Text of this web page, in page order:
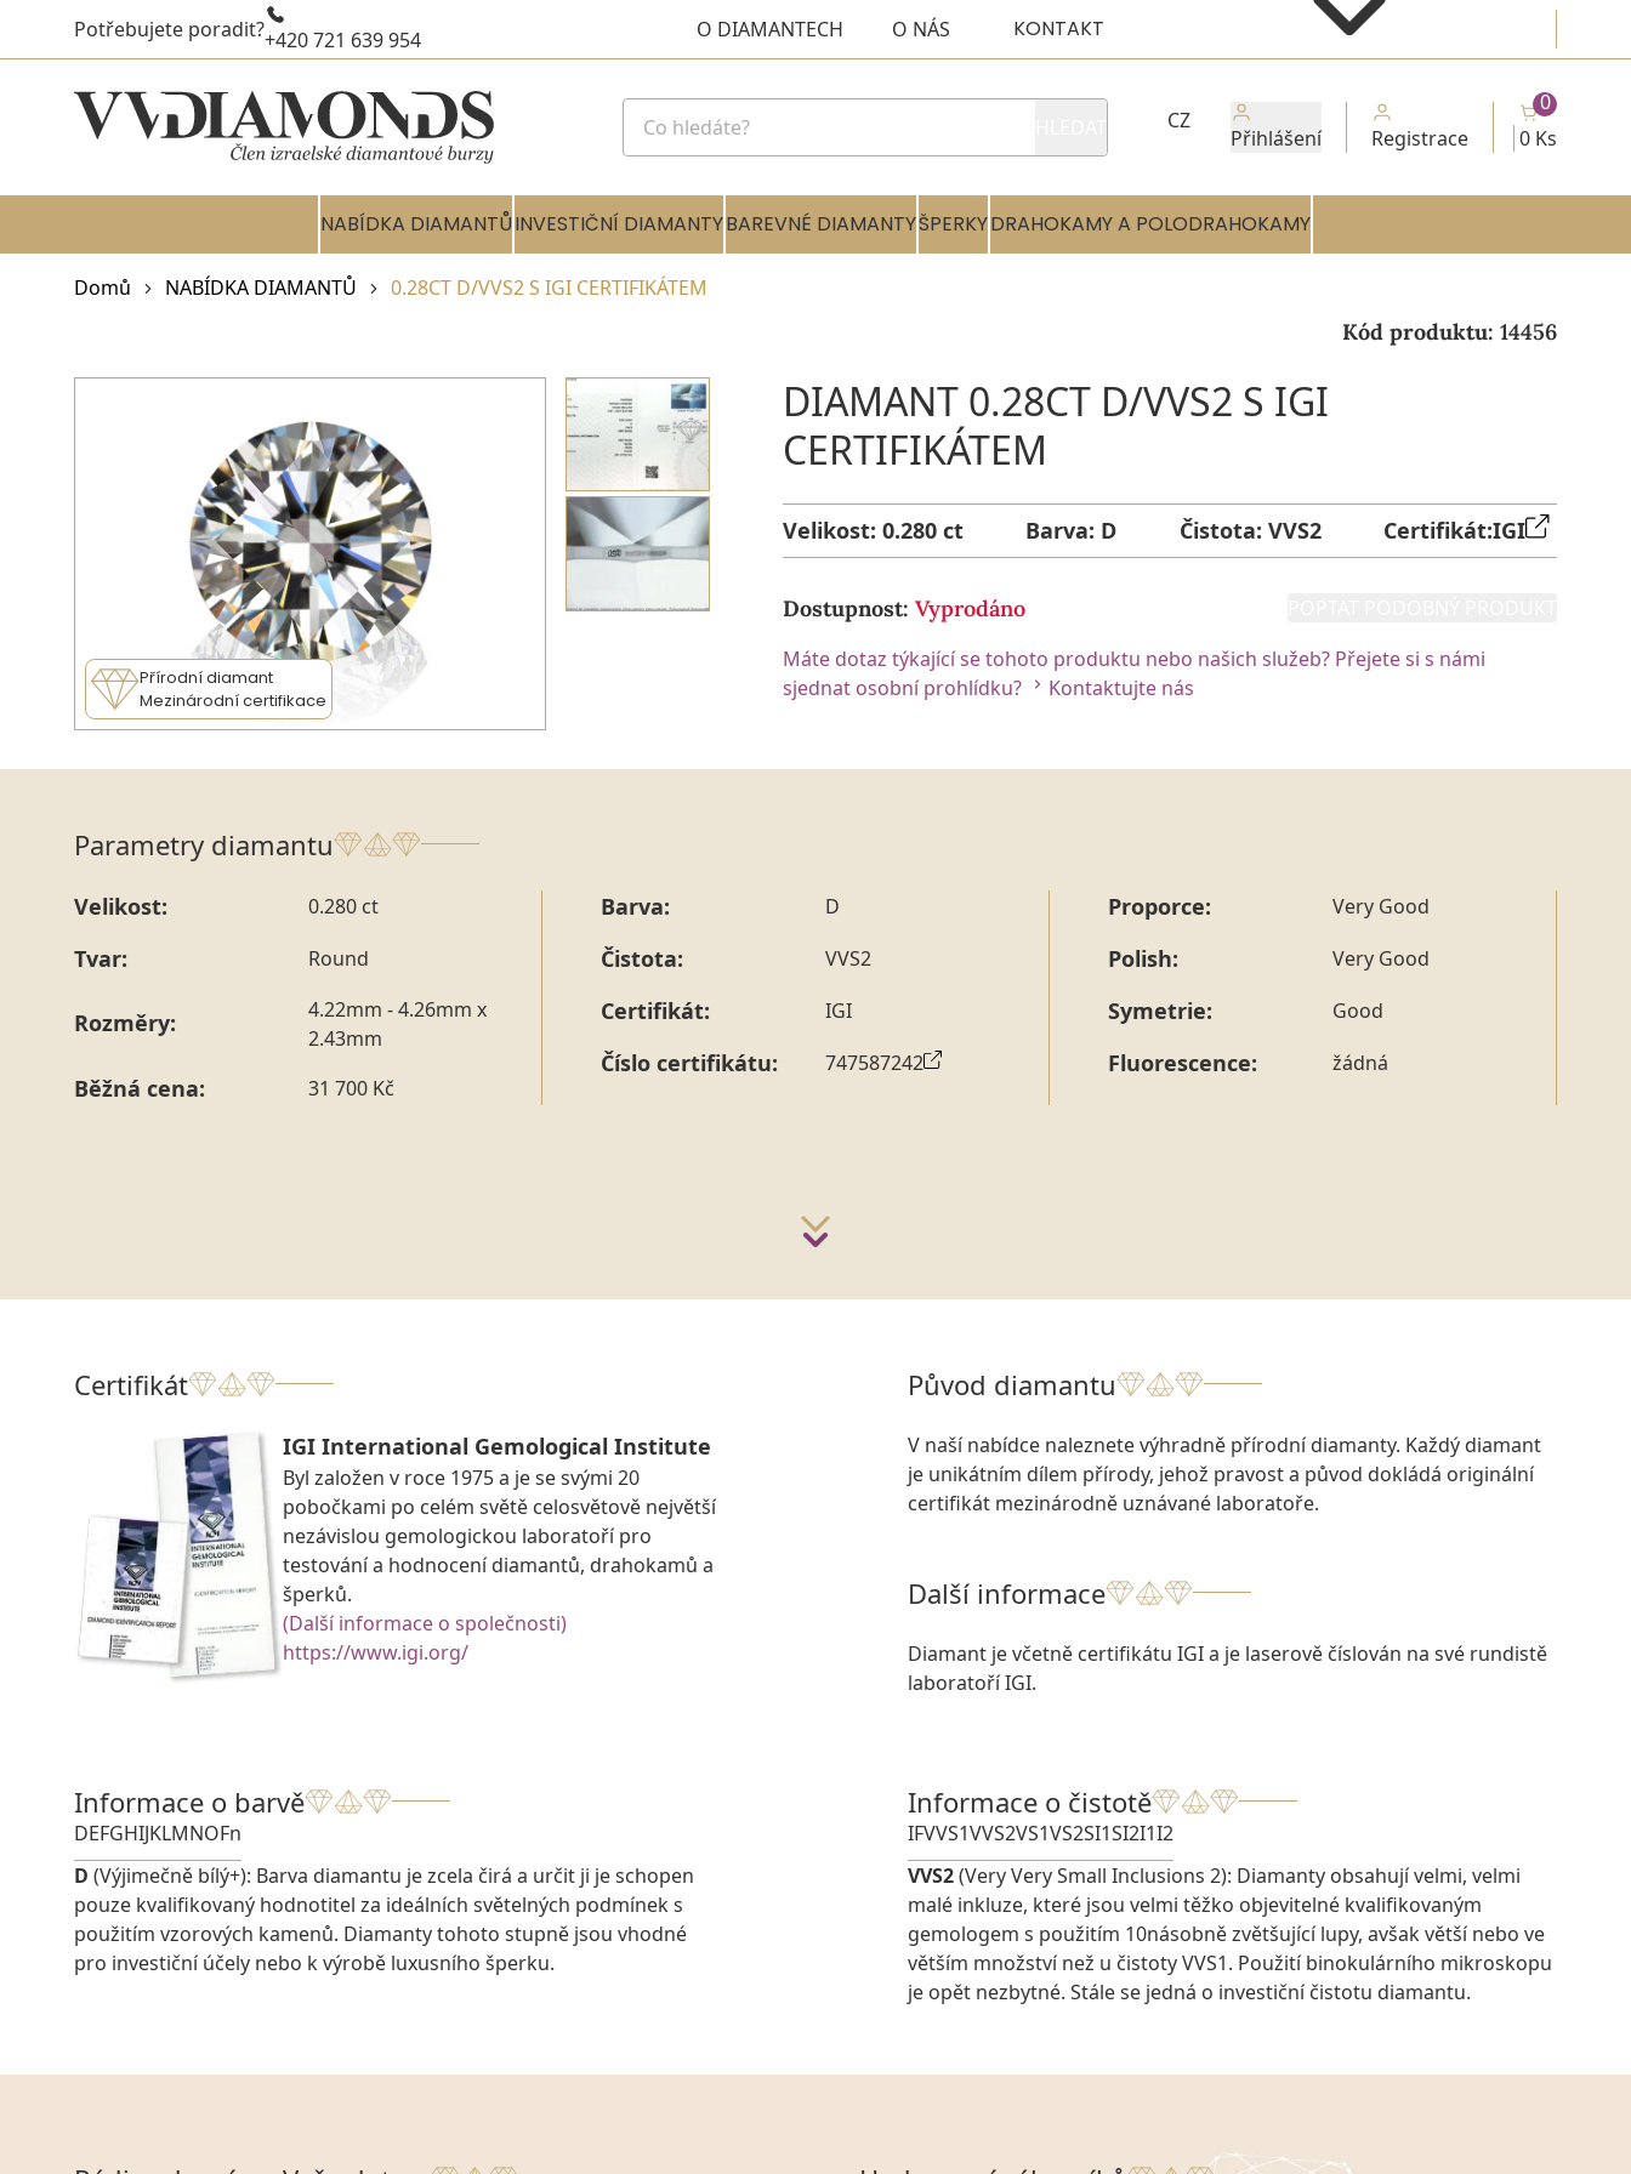
Potřebujete poradit?+420 721 639 954 O DIAMANTECH O NÁS KONTAKT
CZ
Přihlášení Registrace 0 Ks
0
NABÍDKA DIAMANTŮINVESTIČNÍ DIAMANTYBAREVNÉ DIAMANTYŠPERKYDRAHOKAMY A POLODRAHOKAMY
Domů NABÍDKA DIAMANTŮ 0.28CT D/VVS2 S IGI CERTIFIKÁTEM
Kód produktu: 14456
Přírodní diamant
Mezinárodní certifikace
DIAMANT 0.28CT D/VVS2 S IGI
CERTIFIKÁTEM
Velikost: 0.280 ct Barva: D Čistota: VVS2 Certifikát:IGI
Dostupnost: Vyprodáno
Máte dotaz týkající se tohoto produktu nebo našich služeb? Přejete si s námi
sjednat osobní prohlídku?
Kontaktujte nás
Parametry diamantu
Velikost: 0.280 ct
Tvar: Round
Rozměry:
4.22mm - 4.26mm x
2.43mm
Běžná cena: 31 700 Kč
Barva: D
Čistota: VVS2
Certifikát: IGI
Číslo certifikátu: 747587242
Proporce: Very Good
Polish: Very Good
Symetrie: Good
Fluorescence: žádná
Certifikát
IGI International Gemological Institute
Byl založen v roce 1975 a je se svými 20
pobočkami po celém světě celosvětově největší
nezávislou gemologickou laboratoří pro
testování a hodnocení diamantů, drahokamů a
šperků.
(Další informace o společnosti)
https://www.igi.org/
Původ diamantu
V naší nabídce naleznete výhradně přírodní diamanty. Každý diamant
je unikátním dílem přírody, jehož pravost a původ dokládá originální
certifikát mezinárodně uznávané laboratoře.
Další informace
Diamant je včetně certifikátu IGI a je laserově číslován na své rundistě
laboratoří IGI.
Informace o barvě
DEFGHIJKLMNOFn
D (Výjimečně bílý+): Barva diamantu je zcela čirá a určit ji je schopen
pouze kvalifikovaný hodnotitel za ideálních světelných podmínek s
použitím vzorových kamenů. Diamanty tohoto stupně jsou vhodné
pro investiční účely nebo k výrobě luxusního šperku.
Informace o čistotě
IFVVS1VVS2VS1VS2SI1SI2I1I2
VVS2(Very Very Small Inclusions 2): Diamanty obsahují velmi, velmi
malé inkluze, které jsou velmi těžko objevitelné kvalifikovaným
gemologem s použitím 10násobně zvětšující lupy, avšak větší nebo ve
větším množství než u čistoty VVS1. Použití binokulárního mikroskopu
je opět nezbytné. Stále se jedná o investiční čistotu diamantu.